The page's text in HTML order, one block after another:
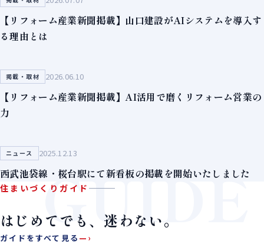
【リフォーム産業新聞掲載】山口建設がAIシステムを導入す
る理由とは
掲載・取材 2026.06.10
【リフォーム産業新聞掲載】AI活用で磨くリフォーム営業の
力
ニュース 2025.12.13
西武池袋線・桜台駅にて新看板の掲載を開始いたしました
GUIDE
住まいづくりガイド
はじめてでも、迷わない。
ガイドをすべて見る —›